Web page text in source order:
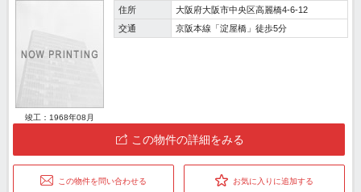
竣工：1968年08月
住所
大阪府大阪市中央区高麗橋4-6-12
交通
京阪本線「淀屋橋」徒歩5分
この物件の詳細をみる
この物件を問い合わせる お気に入りに追加する